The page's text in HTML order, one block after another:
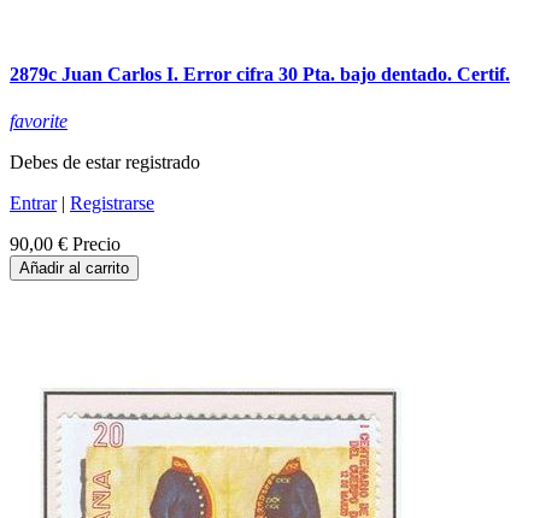
2879c Juan Carlos I. Error cifra 30 Pta. bajo dentado. Certif.
favorite
Debes de estar registrado
Entrar| Registrarse
90,00 € Precio
Añadir al carrito